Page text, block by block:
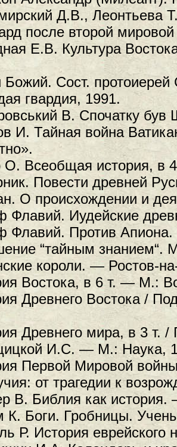
Д.В., Леонтьева
после второй
Е.В. Культура
Божий. Сост.
гвардия, 1991.
В. Спочатку
И. Тайная война
О. Всеобщая история,
Повести древней
О происхождении и
Флавий. Иудейские
Флавий. Против
“тайным знанием“.
короли. — Ростов-
Востока, в 6 т. — М.:
Древнего Востока /
Древнего мира, в 3
И.С. — М.: Наука,
Первой Мировой
от трагедии к
В. Библия как
К. Боги. Гробницы.
Р. История